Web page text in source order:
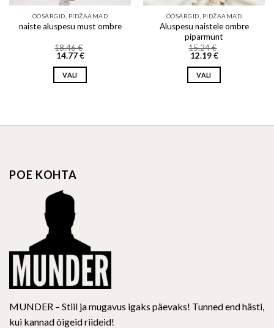
ÖÖSÄRGID, PIDŽAAMAD
naiste aluspesu must ombre
18.46€
14.77€
VALI
multiple
may
chosen
on
the
product
page
ÖÖSÄRGID, PIDŽAAMAD
Aluspesu naistele ombre
piparmünt
15.24€
12.19€
VALI
multiple
POE KOHTA
MUNDER – Stiil ja mugavus igaks päevaks! Tunned end hästi,
kui kannad õigeid riideid!